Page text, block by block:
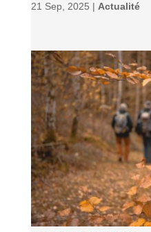
21 Sep, 2025 | Actualité